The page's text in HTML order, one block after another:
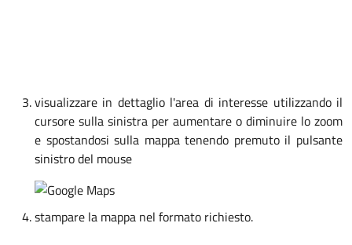
visualizzare in dettaglio l'area di interesse utilizzando il
cursore sulla sinistra per aumentare o diminuire lo zoom
e spostandosi sulla mappa tenendo premuto il pulsante
sinistro del mouse
stampare la mappa nel formato richiesto.